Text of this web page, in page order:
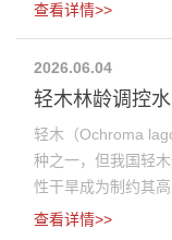
查看详情>>
2026.06.04
轻木林龄调控
轻木（Ochroma
种之一，但我国轻
性干旱成为制约其高
查看详情>>